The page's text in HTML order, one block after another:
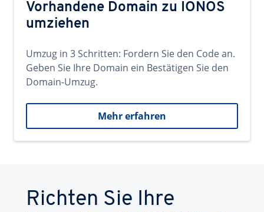
Vorhandene Domain zu IONOS
umziehen
Umzug in 3 Schritten: Fordern Sie den Code an.
Geben Sie Ihre Domain ein Bestätigen Sie den
Domain-Umzug.
Mehr erfahren
Richten Sie Ihre